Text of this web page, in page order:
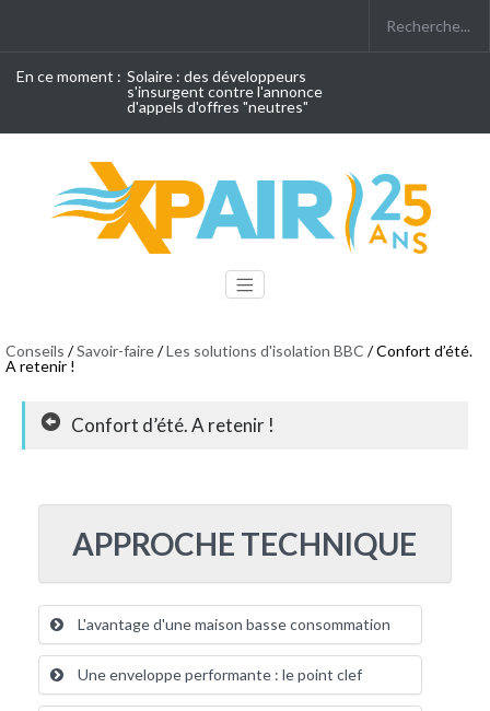
En ce moment : Solaire : des développeurs
s'insurgent contre l'annonce
d'appels d'offres "neutres"
Conseils /Savoir-faire/Les solutions d'isolation BBC / Confort d’été.
A retenir !
Confort d’été. A retenir !
APPROCHE TECHNIQUE
L'avantage d'une maison basse consommation
Une enveloppe performante : le point clef